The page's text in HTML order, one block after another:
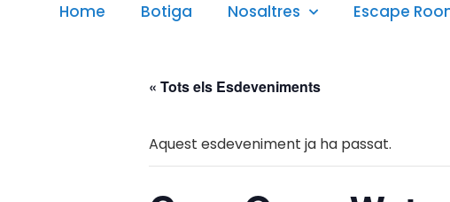
Home Botiga Nosaltres Escape
« Tots els Esdeveniments
Aquest esdeveniment ja ha passat.